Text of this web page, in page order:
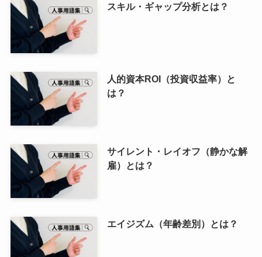
スキル・ギャップ分析とは？
人的資本ROI（投資収益率）と
は？
サイレント・レイオフ（静かな解
雇）とは？
エイジズム（年齢差別）とは？